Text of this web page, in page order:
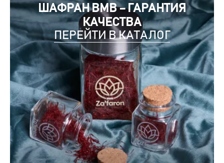
ШАФРАН BMB – ГАРАНТИЯ
КАЧЕСТВА
ПЕРЕЙТИ В КАТАЛОГ